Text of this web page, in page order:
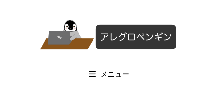
メニュー